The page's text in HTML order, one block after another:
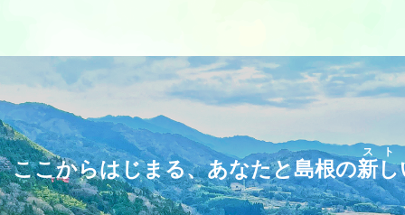
ここからはじまる、あなたと島根の新し
スト